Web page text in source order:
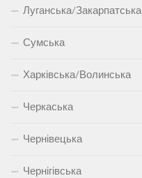
Луганська/Закарпатська
Сумська
Харківська/Волинська
Черкаська
Чернівецька
Чернігівська